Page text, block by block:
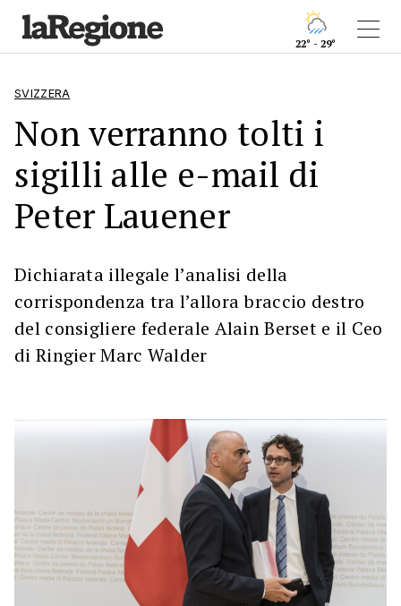
22° - 29°
SVIZZERA
Non verranno tolti i
sigilli alle e-mail di
Peter Lauener
Dichiarata illegale l’analisi della
corrispondenza tra l’allora braccio destro
del consigliere federale Alain Berset e il Ceo
di Ringier Marc Walder